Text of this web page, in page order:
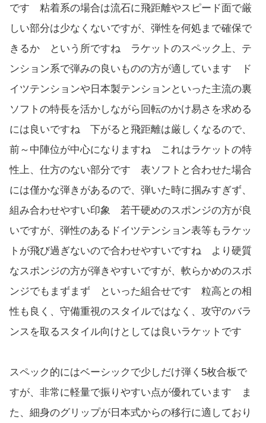
です 粘着系の場合は流石に飛距離やスピード面で厳
しい部分は少なくないですが、弾性を何処まで確保で
きるか という所ですね ラケットのスペック上、テ
ンション系で弾みの良いものの方が適しています ド
イツテンションや日本製テンションといった主流の裏
ソフトの特長を活かしながら回転のかけ易さを求める
には良いですね 下がると飛距離は厳しくなるので、
前～中陣位が中心になりますね これはラケットの特
性上、仕方のない部分です 表ソフトと合わせた場合
には僅かな弾きがあるので、弾いた時に掴みすぎず、
組み合わせやすい印象 若干硬めのスポンジの方が良
いですが、弾性のあるドイツテンション表等もラケッ
トが飛び過ぎないので合わせやすいですね より硬質
なスポンジの方が弾きやすいですが、軟らかめのスポ
ンジでもまずまず といった組合せです 粒高との相
性も良く、守備重視のスタイルではなく、攻守のバラ
ンスを取るスタイル向けとしては良いラケットです
スペック的にはベーシックで少しだけ弾く5枚合板で
すが、非常に軽量で振りやすい点が優れています ま
た、細身のグリップが日本式からの移行に適しており